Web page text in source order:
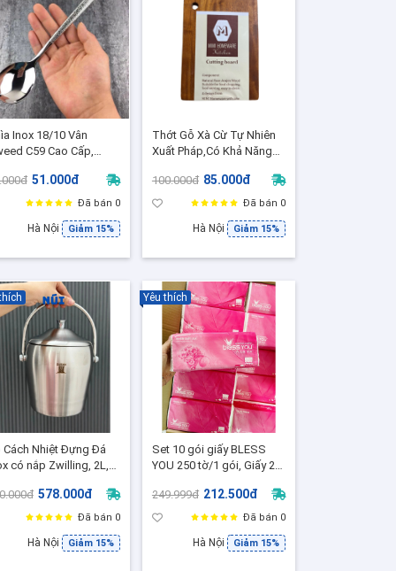
Inox 18/10 Vân
C59 Cao Cấp,
AL57S51.000đ
Đã bán 0
Hà Nội Giảm 15%
Thớt Gỗ Xà Cừ Tự Nhiên
Xuất Pháp,Có Khả Năng
nhỏ gọn, chuyên thái
100.000đ 85.000đ
Đã bán 0
Hà Nội Giảm 15%
Cách Nhiệt Đựng Đá
có nắp Zwilling, 2L,
304578.000đ
Đã bán 0
Hà Nội Giảm 15%
Set 10 gói giấy BLESS
YOU 250 tờ/1 gói, Giấy 2
249.999đ 212.500đ
Đã bán 0
Hà Nội Giảm 15%
Yêu thích